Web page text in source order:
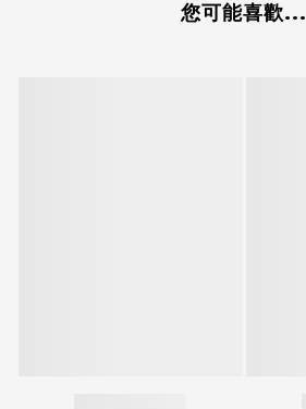
您可能喜歡...